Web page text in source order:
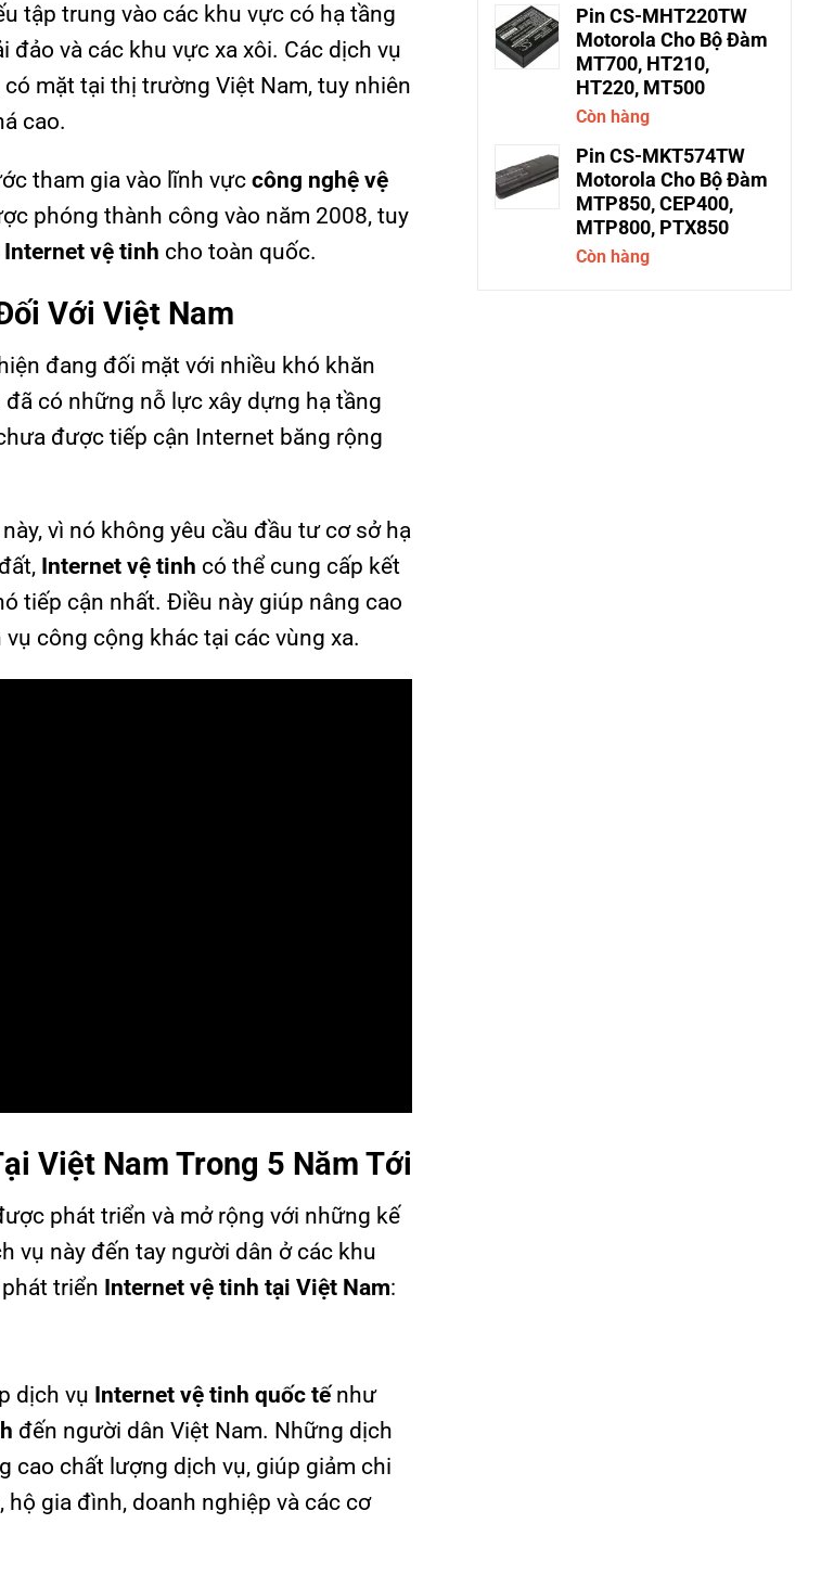
tập trung vào các khu vực có hạ tầng
và các khu vực xa xôi. Các dịch vụ
mặt tại thị trường Việt Nam, tuy nhiên
cao.
tham gia vào lĩnh vực công nghệ vệ
phóng thành công vào năm 2008, tuy
Internet vệ tinh cho toàn quốc.
Với Việt Nam
đang đối mặt với nhiều khó khăn
có những nỗ lực xây dựng hạ tầng
được tiếp cận Internet băng rộng
vì nó không yêu cầu đầu tư cơ sở hạ
Internet vệ tinh có thể cung cấp kết
tiếp cận nhất. Điều này giúp nâng cao
công cộng khác tại các vùng xa.
Việt Nam Trong 5 Năm Tới
phát triển và mở rộng với những kế
vụ này đến tay người dân ở các khu
triển Internet vệ tinh tại Việt Nam:
dịch vụ Internet vệ tinh quốc tếnhư
đến người dân Việt Nam. Những dịch
cao chất lượng dịch vụ, giúp giảm chi
gia đình, doanh nghiệp và các cơ
Pin CS-MHT220TW
Motorola Cho Bộ Đàm
MT700, HT210,
HT220, MT500
Còn hàng
Pin CS-MKT574TW
Motorola Cho Bộ Đàm
MTP850, CEP400,
MTP800, PTX850
Còn hàng